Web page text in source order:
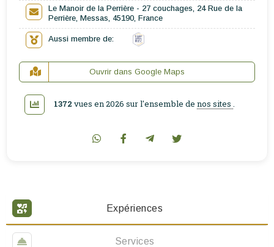
Expériences
Services
Le Manoir de la Perrière - 27 couchages, 24 Rue de la
Perrière, Messas, 45190, France
Aussi membre de:
Ouvrir dans Google Maps
1372 vues en 2026 sur l'ensemble de nos sites .